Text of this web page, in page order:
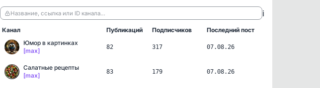
Название, ссылка или ID канала… ℹ️
Канал Публикаций Подписчиков
Последний пост
Юмор в картинках
[max]
82 317 07.08.26
Салатные рецепты
[max]
83 179 07.08.26